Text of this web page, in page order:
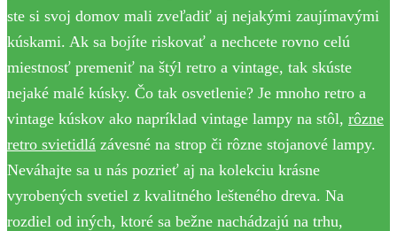
ste si svoj domov mali zveľadiť aj nejakými zaujímavými
kúskami. Ak sa bojíte riskovať a nechcete rovno celú
miestnosť premeniť na štýl retro a vintage, tak skúste
nejaké malé kúsky. Čo tak osvetlenie? Je mnoho retro a
vintage kúskov ako napríklad vintage lampy na stôl, rôzne
retro svietidlá závesné na strop či rôzne stojanové lampy.
Neváhajte sa u nás pozrieť aj na kolekciu krásne
vyrobených svetiel z kvalitného lešteného dreva. Na
rozdiel od iných, ktoré sa bežne nachádzajú na trhu,